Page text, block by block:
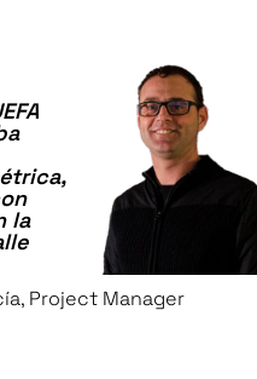
la
Project Manager